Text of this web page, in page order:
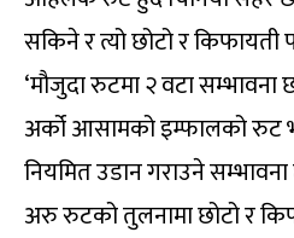
सकिने र त्यो छोटो र किफायती
‘मौजुदा रुटमा २ वटा
अर्को आसामको इम्फालको
नियमित उडान गराउने
अरु रुटको तुलनामा छोटो र